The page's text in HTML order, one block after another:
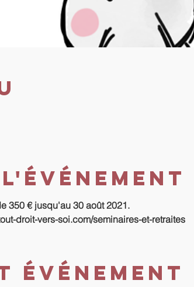
350 € jusqu'au 30 août 2021.
droit-vers-soi.com/seminaires-et-retraites
événement